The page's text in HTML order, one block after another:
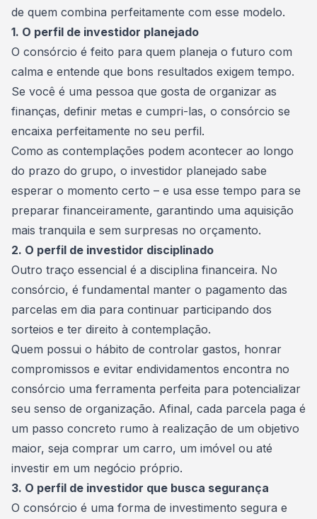
de quem combina perfeitamente com esse modelo.
1. O perfil de investidor planejado
O consórcio é feito para quem planeja o futuro com
calma e entende que bons resultados exigem tempo.
Se você é uma pessoa que gosta de organizar as
finanças, definir metas e cumpri-las, o consórcio se
encaixa perfeitamente no seu perfil.
Como as contemplações podem acontecer ao longo
do prazo do grupo, o investidor planejado sabe
esperar o momento certo – e usa esse tempo para se
preparar financeiramente, garantindo uma aquisição
mais tranquila e sem surpresas no orçamento.
2. O perfil de investidor disciplinado
Outro traço essencial é a disciplina financeira. No
consórcio, é fundamental manter o pagamento das
parcelas em dia para continuar participando dos
sorteios e ter direito à contemplação.
Quem possui o hábito de controlar gastos, honrar
compromissos e evitar endividamentos encontra no
consórcio uma ferramenta perfeita para potencializar
seu senso de organização. Afinal, cada parcela paga é
um passo concreto rumo à realização de um objetivo
maior, seja comprar um carro, um imóvel ou até
investir em um negócio próprio.
3. O perfil de investidor que busca segurança
O consórcio é uma forma de investimento segura e